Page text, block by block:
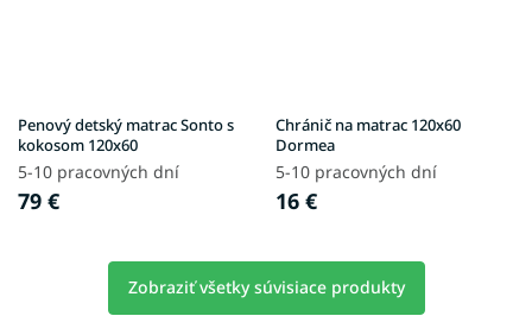
Penový detský matrac Sonto s
kokosom 120x60
5-10 pracovných dní
79 €
Chránič na matrac 120x60
Dormea
5-10 pracovných dní
16 €
Zobraziť všetky súvisiace produkty